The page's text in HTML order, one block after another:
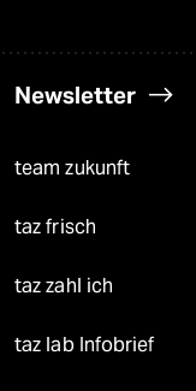
Newsletter
team zukunft
taz frisch
taz zahl ich
taz lab Infobrief